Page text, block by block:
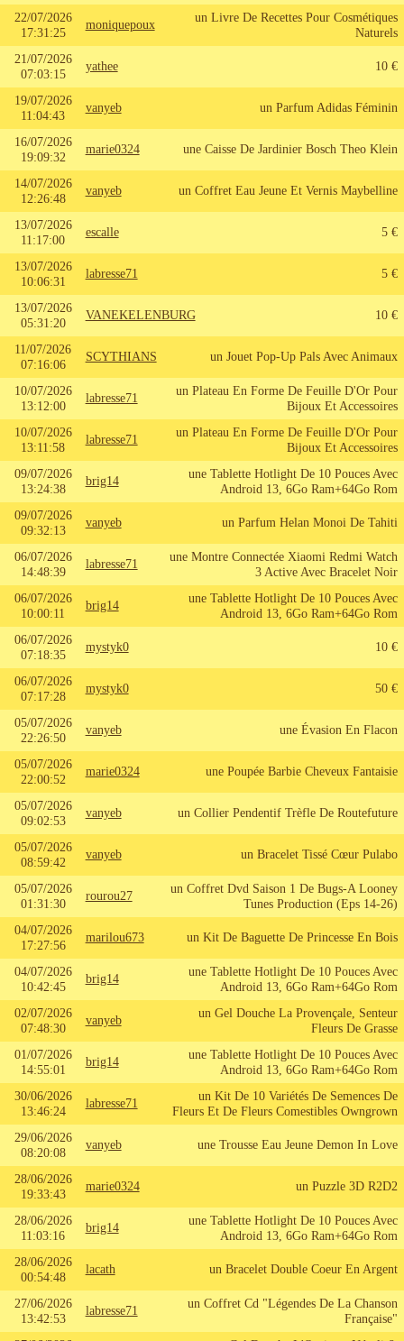
22/07/2026
17:31:25
moniquepoux
un Livre De Recettes Pour Cosmétiques
Naturels
21/07/2026
07:03:15
yathee 10 €
19/07/2026
11:04:43
vanyeb un Parfum Adidas Féminin
16/07/2026
19:09:32
marie0324 une Caisse De Jardinier Bosch Theo Klein
14/07/2026
12:26:48
vanyeb un Coffret Eau Jeune Et Vernis Maybelline
13/07/2026
11:17:00
escalle 5 €
13/07/2026
10:06:31
labresse71 5 €
13/07/2026
05:31:20
VANEKELENBURG 10 €
11/07/2026
07:16:06
SCYTHIANS un Jouet Pop-Up Pals Avec Animaux
10/07/2026
13:12:00
labresse71
un Plateau En Forme De Feuille D'Or Pour
Bijoux Et Accessoires
10/07/2026
13:11:58
labresse71
un Plateau En Forme De Feuille D'Or Pour
Bijoux Et Accessoires
09/07/2026
13:24:38
brig14
une Tablette Hotlight De 10 Pouces Avec
Android 13, 6Go Ram+64Go Rom
09/07/2026
09:32:13
vanyeb un Parfum Helan Monoi De Tahiti
06/07/2026
14:48:39
labresse71
une Montre Connectée Xiaomi Redmi Watch
3 Active Avec Bracelet Noir
06/07/2026
10:00:11
brig14
une Tablette Hotlight De 10 Pouces Avec
Android 13, 6Go Ram+64Go Rom
06/07/2026
07:18:35
mystyk0 10 €
06/07/2026
07:17:28
mystyk0 50 €
05/07/2026
22:26:50
vanyeb une Évasion En Flacon
05/07/2026
22:00:52
marie0324 une Poupée Barbie Cheveux Fantaisie
05/07/2026
09:02:53
vanyeb un Collier Pendentif Trèfle De Routefuture
05/07/2026
08:59:42
vanyeb un Bracelet Tissé Cœur Pulabo
05/07/2026
01:31:30
rourou27
un Coffret Dvd Saison 1 De Bugs-A Looney
Tunes Production (Eps 14-26)
04/07/2026
17:27:56
marilou673 un Kit De Baguette De Princesse En Bois
04/07/2026
10:42:45
brig14
une Tablette Hotlight De 10 Pouces Avec
Android 13, 6Go Ram+64Go Rom
02/07/2026
07:48:30
vanyeb
un Gel Douche La Provençale, Senteur
Fleurs De Grasse
01/07/2026
14:55:01
brig14
une Tablette Hotlight De 10 Pouces Avec
Android 13, 6Go Ram+64Go Rom
30/06/2026
13:46:24
labresse71
un Kit De 10 Variétés De Semences De
Fleurs Et De Fleurs Comestibles Owngrown
29/06/2026
08:20:08
vanyeb une Trousse Eau Jeune Demon In Love
28/06/2026
19:33:43
marie0324 un Puzzle 3D R2D2
28/06/2026
11:03:16
brig14
une Tablette Hotlight De 10 Pouces Avec
Android 13, 6Go Ram+64Go Rom
28/06/2026
00:54:48
lacath un Bracelet Double Coeur En Argent
27/06/2026
13:42:53
labresse71
un Coffret Cd "Légendes De La Chanson
Française"